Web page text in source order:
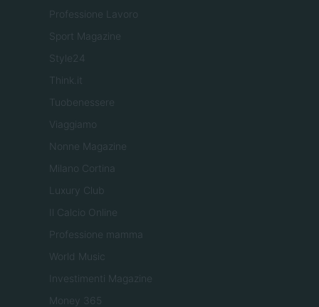
Professione Lavoro
Sport Magazine
Style24
Think.it
Tuobenessere
Viaggiamo
Nonne Magazine
Milano Cortina
Luxury Club
Il Calcio Online
Professione mamma
World Music
Investimenti Magazine
Money 365